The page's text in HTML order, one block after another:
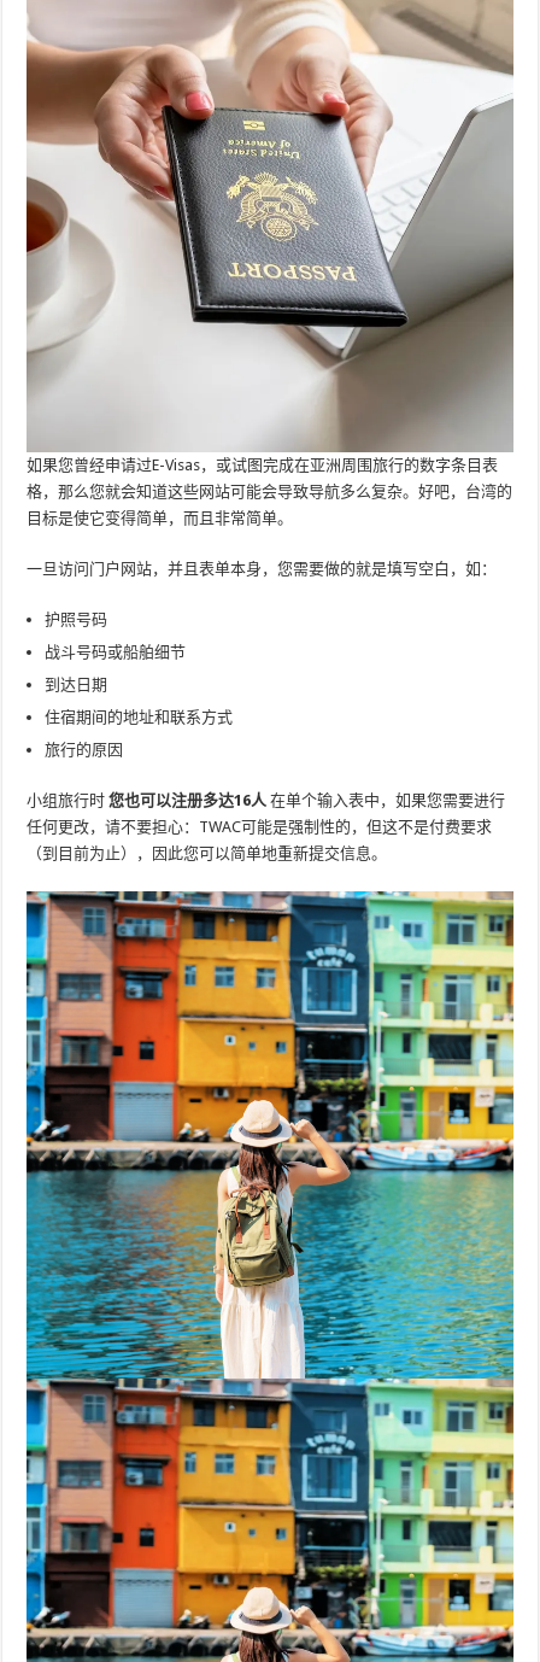
如果您曾经申请过E-Visas，或试图完成在亚洲周围旅行的数字条目表
格，那么您就会知道这些网站可能会导致导航多么复杂。好吧，台湾的
目标是使它变得简单，而且非常简单。
一旦访问门户网站，并且表单本身，您需要做的就是填写空白，如：
护照号码
战斗号码或船舶细节
到达日期
住宿期间的地址和联系方式
旅行的原因
小组旅行时您也可以注册多达16人 在单个输入表中，如果您需要进行
任何更改，请不要担心：TWAC可能是强制性的，但这不是付费要求
（到目前为止），因此您可以简单地重新提交信息。